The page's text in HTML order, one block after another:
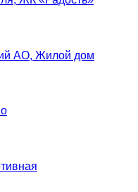
АО, Жилой дом